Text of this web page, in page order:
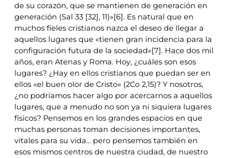
de su corazón, que se mantienen de generación en
generación (Sal 33 [32], 11)»[6]. Es natural que en
muchos fieles cristianos nazca el deseo de llegar a
aquellos lugares que «tienen gran incidencia para la
configuración futura de la sociedad»[7]. Hace dos mil
años, eran Atenas y Roma. Hoy, ¿cuáles son esos
lugares? ¿Hay en ellos cristianos que puedan ser en
ellos «el buen olor de Cristo» (2Co 2,15)? Y nosotros,
¿no podríamos hacer algo por acercarnos a aquellos
lugares, que a menudo no son ya ni siquiera lugares
físicos? Pensemos en los grandes espacios en que
muchas personas toman decisiones importantes,
vitales para su vida… pero pensemos también en
esos mismos centros de nuestra ciudad, de nuestro